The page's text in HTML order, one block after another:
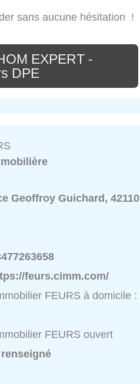
sans aucune hésitation !
EXPERT -
DPE
Geoffroy Guichard, 42110
feurs.cimm.com/
FEURS à domicile :
FEURS ouvert